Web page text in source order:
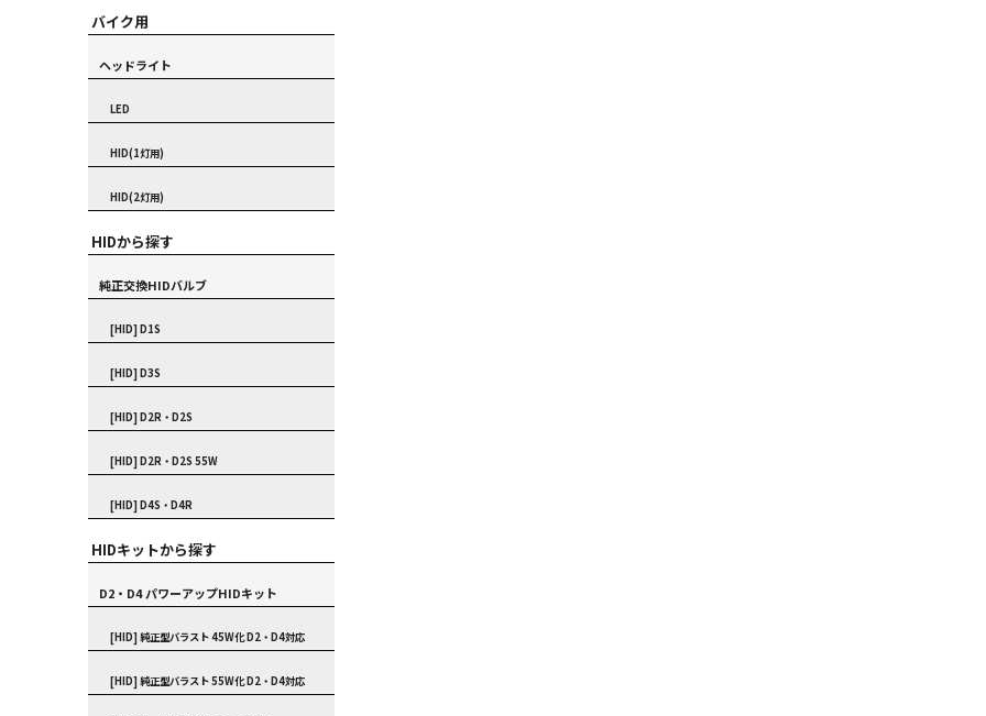
バイク用
ヘッドライト
LED
HID(1灯用)
HID(2灯用)
HIDから探す
純正交換HIDバルブ
[HID] D1S
[HID] D3S
[HID] D2R・D2S
[HID] D2R・D2S 55W
[HID] D4S・D4R
HIDキットから探す
D2・D4 パワーアップHIDキット
[HID] 純正型バラスト 45W化 D2・D4対応
[HID] 純正型バラスト 55W化 D2・D4対応